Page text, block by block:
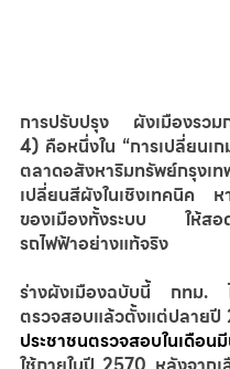
การปรับปรุง ผังเมืองรว
4) คือหนึ่งใน “การเปลี่ยนเ
ตลาดอสังหาริมทรัพย์กรุงเท
เปลี่ยนสีผังในเชิงเทคนิค ห
ของเมืองทั้งระบบ ให้สอ
รถไฟฟ้าอย่างแท้จริง
ร่างผังเมืองฉบับนี้ กทม. ไ
ตรวจสอบแล้วตั้งแต่ปลายปี
ประชาชนตรวจสอบในเดือน